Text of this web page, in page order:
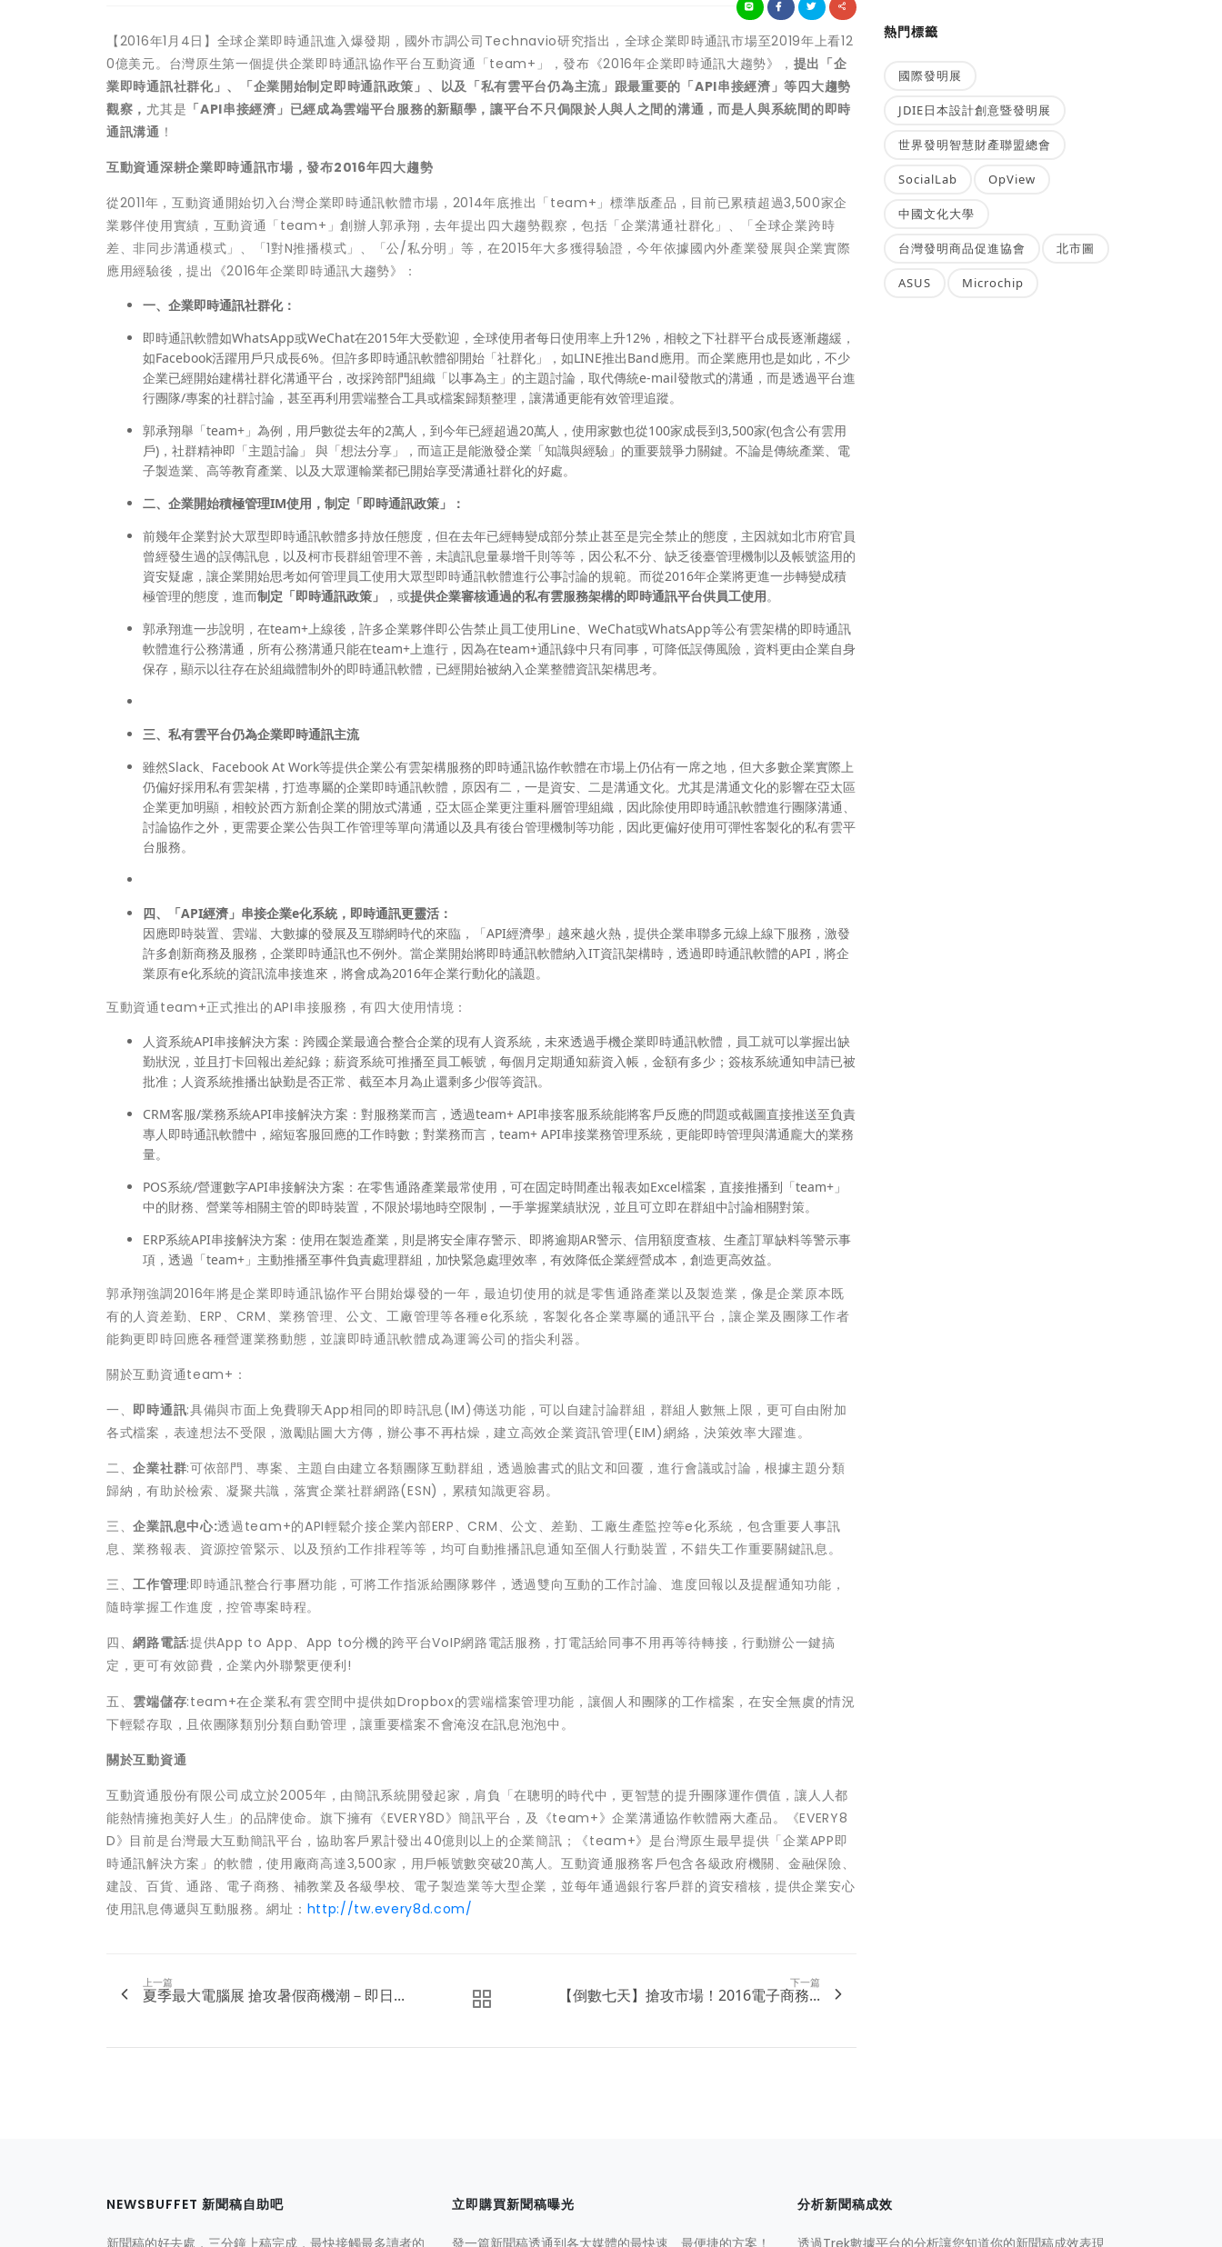
【2016年1月4日】全球企業即時通訊進入爆發期，國外市調公司Technavio研究指出，全球企業即時通訊市場至2019年上看12
0億美元。台灣原生第一個提供企業即時通訊協作平台互動資通「team+」，發布《2016年企業即時通訊大趨勢》， 提出「企
業即時通訊社群化」、「企業開始制定即時通訊政策」、以及「私有雲平台仍為主流」跟最重要的「API串接經濟」等四大趨勢
觀察， 尤其是 「API串接經濟」已經成為雲端平台服務的新顯學，讓平台不只侷限於人與人之間的溝通，而是人與系統間的即時
通訊溝通 ！
互動資通深耕企業即時通訊市場，發布2016年四大趨勢
從2011年，互動資通開始切入台灣企業即時通訊軟體市場，2014年底推出「team+」標準版產品，目前已累積超過3,500家企
業夥伴使用實績，互動資通「team+」創辦人郭承翔，去年提出四大趨勢觀察，包括「企業溝通社群化」、「全球企業跨時
差、非同步溝通模式」、「1對N推播模式」、「公/私分明」等，在2015年大多獲得驗證，今年依據國內外產業發展與企業實際
應用經驗後，提出《2016年企業即時通訊大趨勢》：
一、 企業即時通訊社群化：
即時通訊軟體如WhatsApp或WeChat在2015年大受歡迎，全球使用者每日使用率上升12%，相較之下社群平台成長逐漸趨緩，
如Facebook活躍用戶只成長6%。但許多即時通訊軟體卻開始「社群化」，如LINE推出Band應用。而企業應用也是如此，不少
企業已經開始建構社群化溝通平台，改採跨部門組織「以事為主」的主題討論，取代傳統e-mail發散式的溝通，而是透過平台進
行團隊/專案的社群討論，甚至再利用雲端整合工具或檔案歸類整理，讓溝通更能有效管理追蹤。
郭承翔舉「team+」為例，用戶數從去年的2萬人，到今年已經超過20萬人，使用家數也從100家成長到3,500家(包含公有雲用
戶)，社群精神即「主題討論」 與「想法分享」，而這正是能激發企業「知識與經驗」的重要競爭力關鍵。不論是傳統產業、電
子製造業、高等教育產業、以及大眾運輸業都已開始享受溝通社群化的好處。
二、 企業開始積極管理IM使用，制定「即時通訊政策」：
前幾年企業對於大眾型即時通訊軟體多持放任態度，但在去年已經轉變成部分禁止甚至是完全禁止的態度，主因就如北市府官員
曾經發生過的誤傳訊息，以及柯市長群組管理不善，未讀訊息量暴增千則等等，因公私不分、缺乏後臺管理機制以及帳號盜用的
資安疑慮，讓企業開始思考如何管理員工使用大眾型即時通訊軟體進行公事討論的規範。而從2016年企業將更進一步轉變成積
極管理的態度，進而制定「即時通訊政策」 ，或提供企業審核通過的私有雲服務架構的即時通訊平台供員工使用。
郭承翔進一步說明，在team+上線後，許多企業夥伴即公告禁止員工使用Line、WeChat或WhatsApp等公有雲架構的即時通訊
軟體進行公務溝通，所有公務溝通只能在team+上進行，因為在team+通訊錄中只有同事，可降低誤傳風險，資料更由企業自身
保存，顯示以往存在於組織體制外的即時通訊軟體，已經開始被納入企業整體資訊架構思考。
三、 私有雲平台仍為企業即時通訊主流
雖然Slack、Facebook At Work等提供企業公有雲架構服務的即時通訊協作軟體在市場上仍佔有一席之地，但大多數企業實際上
仍偏好採用私有雲架構，打造專屬的企業即時通訊軟體，原因有二，一是資安、二是溝通文化。尤其是溝通文化的影響在亞太區
企業更加明顯，相較於西方新創企業的開放式溝通，亞太區企業更注重科層管理組織，因此除使用即時通訊軟體進行團隊溝通、
討論協作之外，更需要企業公告與工作管理等單向溝通以及具有後台管理機制等功能，因此更偏好使用可彈性客製化的私有雲平
台服務。
四、 「API經濟」串接企業e化系統，即時通訊更靈活：
因應即時裝置、雲端、大數據的發展及互聯網時代的來臨，「API經濟學」越來越火熱，提供企業串聯多元線上線下服務，激發
許多創新商務及服務，企業即時通訊也不例外。當企業開始將即時通訊軟體納入IT資訊架構時，透過即時通訊軟體的API，將企
業原有e化系統的資訊流串接進來，將會成為2016年企業行動化的議題。
互動資通team+正式推出的API串接服務，有四大使用情境：
人資系統API串接解決方案 ：跨國企業最適合整合企業的現有人資系統，未來透過手機企業即時通訊軟體，員工就可以掌握出缺
勤狀況，並且打卡回報出差紀錄；薪資系統可推播至員工帳號，每個月定期通知薪資入帳，金額有多少；簽核系統通知申請已被
批准；人資系統推播出缺勤是否正常、截至本月為止還剩多少假等資訊。
CRM客服/業務系統API串接解決方案 ：對服務業而言，透過team+ API串接客服系統能將客戶反應的問題或截圖直接推送至負責
專人即時通訊軟體中，縮短客服回應的工作時數；對業務而言，team+ API串接業務管理系統，更能即時管理與溝通龐大的業務
量。
POS系統/營運數字API串接解決方案 ：在零售通路產業最常使用，可在固定時間產出報表如Excel檔案，直接推播到「team+」
中的財務、營業等相關主管的即時裝置，不限於場地時空限制，一手掌握業績狀況，並且可立即在群組中討論相關對策。
ERP系統API串接解決方案 ：使用在製造產業，則是將安全庫存警示、即將逾期AR警示、信用額度查核、生產訂單缺料等警示事
項，透過「team+」主動推播至事件負責處理群組，加快緊急處理效率，有效降低企業經營成本，創造更高效益。
郭承翔強調2016年將是企業即時通訊協作平台開始爆發的一年，最迫切使用的就是零售通路產業以及製造業，像是企業原本既
有的人資差勤、ERP、CRM、業務管理、公文、工廠管理等各種e化系統，客製化各企業專屬的通訊平台，讓企業及團隊工作者
能夠更即時回應各種營運業務動態，並讓即時通訊軟體成為運籌公司的指尖利器。
關於互動資通team+：
一、 即時通訊:具備與市面上免費聊天App相同的即時訊息(IM)傳送功能，可以自建討論群組，群組人數無上限，更可自由附加
各式檔案，表達想法不受限，激勵貼圖大方傳，辦公事不再枯燥，建立高效企業資訊管理(EIM)網絡，決策效率大躍進。
二、企業社群:可依部門、專案、主題自由建立各類團隊互動群組，透過臉書式的貼文和回覆，進行會議或討論，根據主題分類
歸納，有助於檢索、凝聚共識，落實企業社群網路(ESN)，累積知識更容易。
三、企業訊息中心:透過team+的API輕鬆介接企業內部ERP、CRM、公文、差勤、工廠生產監控等e化系統，包含重要人事訊
息、業務報表、資源控管緊示、以及預約工作排程等等，均可自動推播訊息通知至個人行動裝置，不錯失工作重要關鍵訊息。
三、工作管理:即時通訊整合行事曆功能，可將工作指派給團隊夥伴，透過雙向互動的工作討論、進度回報以及提醒通知功能，
隨時掌握工作進度，控管專案時程。
四、網路電話:提供App to App、App to分機的跨平台VoIP網路電話服務，打電話給同事不用再等待轉接，行動辦公一鍵搞
定，更可有效節費，企業內外聯繫更便利!
五、 雲端儲存:team+在企業私有雲空間中提供如Dropbox的雲端檔案管理功能，讓個人和團隊的工作檔案，在安全無虞的情況
下輕鬆存取，且依團隊類別分類自動管理，讓重要檔案不會淹沒在訊息泡泡中。
關於互動資通
互動資通股份有限公司成立於2005年，由簡訊系統開發起家，肩負「在聰明的時代中，更智慧的提升團隊運作價值，讓人人都
能熱情擁抱美好人生」的品牌使命。旗下擁有《EVERY8D》簡訊平台，及《team+》企業溝通協作軟體兩大產品。《EVERY8
D》目前是台灣最大互動簡訊平台，協助客戶累計發出40億則以上的企業簡訊；《team+》是台灣原生最早提供「企業APP即
時通訊解決方案」的軟體，使用廠商高達3,500家，用戶帳號數突破20萬人。互動資通服務客戶包含各級政府機關、金融保險、
建設、百貨、通路、電子商務、補教業及各級學校、電子製造業等大型企業，並每年通過銀行客戶群的資安稽核，提供企業安心
使用訊息傳遞與互動服務。網址： http://tw.every8d.com/
上一篇
夏季最大電腦展 搶攻暑假商機潮－即日...
下一篇
【倒數七天】搶攻市場！2016電子商務...
熱門標籤
國際發明展
JDIE日本設計創意暨發明展
世界發明智慧財產聯盟總會
SocialLab OpView
中國文化大學
台灣發明商品促進協會 北市圖
ASUS Microchip
NEWSBUFFET 新聞稿自助吧
新聞稿的好去處，三分鐘上稿完成，最快接觸最多讀者的
立即購買新聞稿曝光
發一篇新聞稿透通到各大媒體的最快速、最便捷的方案！
分析新聞稿成效
透過Trek數據平台的分析讓您知道你的新聞稿成效表現